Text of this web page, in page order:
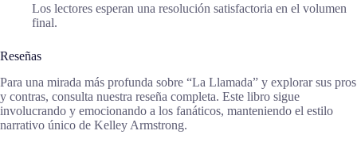
Los lectores esperan una resolución satisfactoria en el volumen
final.
Reseñas
Para una mirada más profunda sobre “La Llamada” y explorar sus pros
y contras, consulta nuestra reseña completa. Este libro sigue
involucrando y emocionando a los fanáticos, manteniendo el estilo
narrativo único de Kelley Armstrong.